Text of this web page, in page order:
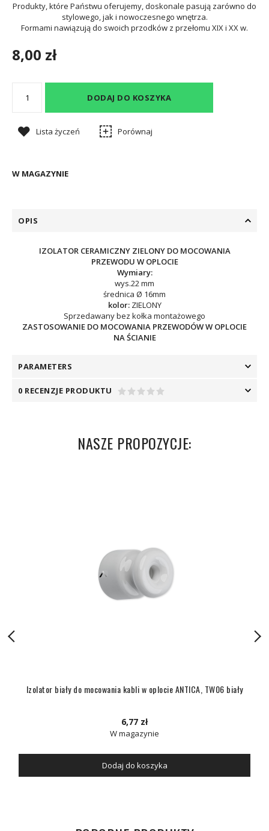
Produkty, które Państwu oferujemy, doskonale pasują zarówno do
stylowego, jak i nowoczesnego wnętrza.
Formami nawiązują do swoich przodków z przełomu XIX i XX w.
8,00 zł
DODAJ DO KOSZYKA
Lista życzeń Porównaj
W MAGAZYNIE
OPIS
IZOLATOR CERAMICZNY ZIELONY DO MOCOWANIA
PRZEWODU W OPLOCIE
Wymiary:
wys.22 mm
średnica Ø 16mm
kolor:ZIELONY
Sprzedawany bez kołka montażowego
ZASTOSOWANIE DO MOCOWANIA PRZEWODÓW W OPLOCIE
NA ŚCIANIE
PARAMETERS
0 RECENZJE PRODUKTU
NASZE PROPOZYCJE:
Izolator biały do mocowania kabli w oplocie ANTICA, TW06 biały
6,77 zł
W magazynie
Dodaj do koszyka